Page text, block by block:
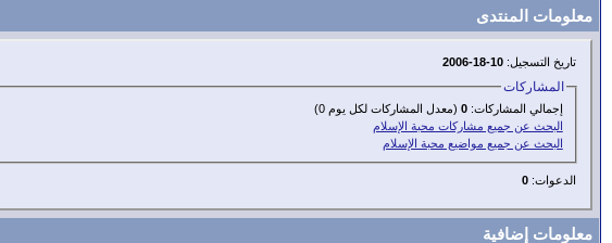
معلومات المنتدى
تاريخ التسجيل: 10-18-2006
المشاركات
إجمالي المشاركات:0 (معدل المشاركات لكل يوم 0)
البحث عن جميع مشاركات محبة الإسلام
البحث عن جميع مواضيع محبة الإسلام
الدعوات: 0
معلومات إضافية